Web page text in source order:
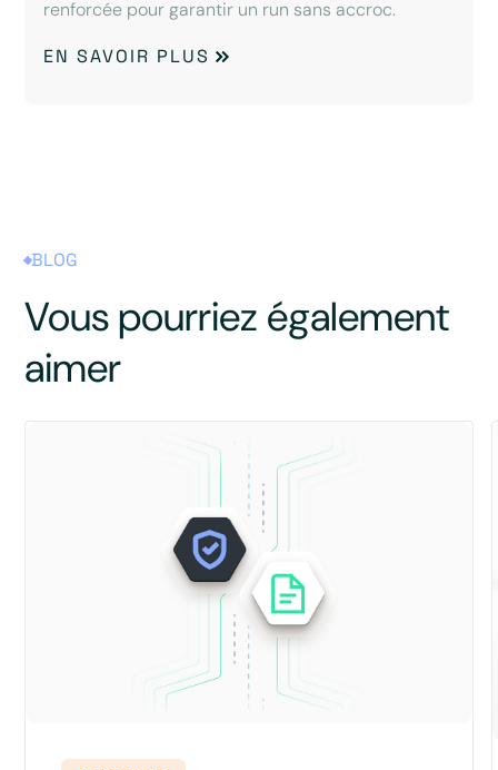
renforcée pour garantir un run sans accroc.
EN SAVOIR PLUS
BLOG
Vous pourriez également
aimer